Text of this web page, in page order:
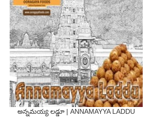
QTY
అన్నమయ్య లడ్డూ | ANNAMAYYA LADDU